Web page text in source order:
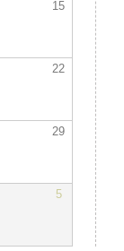
15
22
29
5